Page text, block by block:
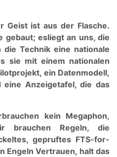
Geist ist aus der Flasche.
gebaut; esliegt an uns, die
die Technik eine nationale
sie mit einem nationalen
ein Datenmodell,
eine Anzeigetafel, die das
brauchen kein Megaphon,
brauchen Regeln, die
gepruftes FTS-for-
Engeln Vertrauen, halt das